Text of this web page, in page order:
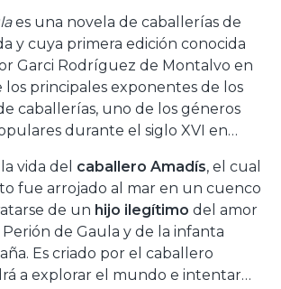
es una novela de caballerías de
y cuya primera edición conocida
Garci Rodríguez de Montalvo en
los principales exponentes de los
caballerías, uno de los géneros
durante el siglo XVI en
vida del caballero Amadís, el cual
fue arrojado al mar en un cuenco
de un hijo ilegítimo del amor
de Gaula y de la infanta
Es criado por el caballero
a explorar el mundo e intentar